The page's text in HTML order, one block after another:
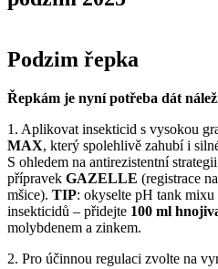
Podzim řepka
Řepkám je nyní potřeba dát
1. Aplikovat insekticid s vysokou
MAX, který spolehlivě zahubí i
S ohledem na antirezistentní
přípravek GAZELLE (registrace
mšice). TIP: okyselte pH tank
insekticidů – přidejte 100 ml
molybdenem a zinkem.
2. Pro účinnou regulaci zvolte na